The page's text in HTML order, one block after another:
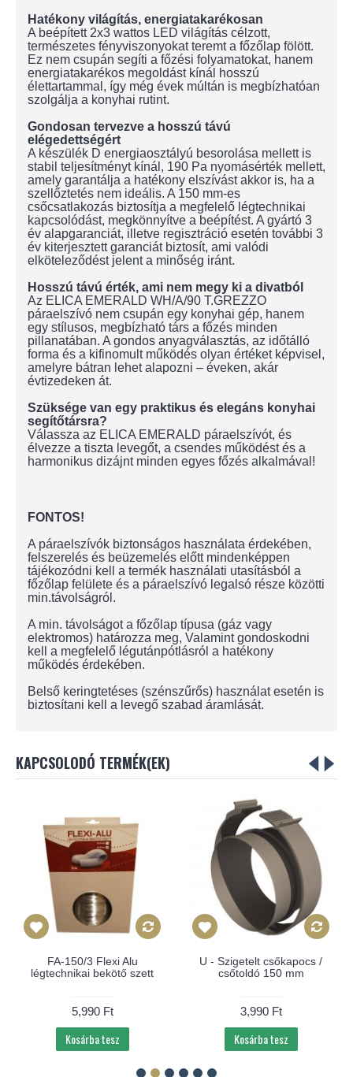
Hatékony világítás, energiatakarékosan
A beépített 2x3 wattos LED világítás célzott,
természetes fényviszonyokat teremt a főzőlap fölött.
Ez nem csupán segíti a főzési folyamatokat, hanem
energiatakarékos megoldást kínál hosszú
élettartammal, így még évek múltán is megbízhatóan
szolgálja a konyhai rutint.
Gondosan tervezve a hosszú távú
elégedettségért
A készülék D energiaosztályú besorolása mellett is
stabil teljesítményt kínál, 190 Pa nyomásérték mellett,
amely garantálja a hatékony elszívást akkor is, ha a
szellőztetés nem ideális. A 150 mm-es
csőcsatlakozás biztosítja a megfelelő légtechnikai
kapcsolódást, megkönnyítve a beépítést. A gyártó 3
év alapgaranciát, illetve regisztráció esetén további 3
év kiterjesztett garanciát biztosít, ami valódi
elköteleződést jelent a minőség iránt.
Hosszú távú érték, ami nem megy ki a divatból
Az ELICA EMERALD WH/A/90 T.GREZZO
páraelszívó nem csupán egy konyhai gép, hanem
egy stílusos, megbízható társ a főzés minden
pillanatában. A gondos anyagválasztás, az időtálló
forma és a kifinomult működés olyan értéket képvisel,
amelyre bátran lehet alapozni – éveken, akár
évtizedeken át.
Szüksége van egy praktikus és elegáns konyhai
segítőtársra?
Válassza az ELICA EMERALD páraelszívót, és
élvezze a tiszta levegőt, a csendes működést és a
harmonikus dizájnt minden egyes főzés alkalmával!
FONTOS!
A páraelszívók biztonságos használata érdekében,
felszerelés és beüzemelés előtt mindenképpen
tájékozódni kell a termék használati utasításból a
főzőlap felülete és a páraelszívó legalsó része közötti
min.távolságról.
A min. távolságot a főzőlap típusa (gáz vagy
elektromos) határozza meg, Valamint gondoskodni
kell a megfelelő légutánpótlásról a hatékony
működés érdekében.
Belső keringtetéses (szénszűrős) használat esetén is
biztosítani kell a levegő szabad áramlását.
KAPCSOLODÓ TERMÉK(EK)
FA-150/3 Flexi Alu
légtechnikai bekötő szett
5,990 Ft
Kosárba tesz
U - Szigetelt csőkapocs /
csőtoldó 150 mm
3,990 Ft
Kosárba tesz